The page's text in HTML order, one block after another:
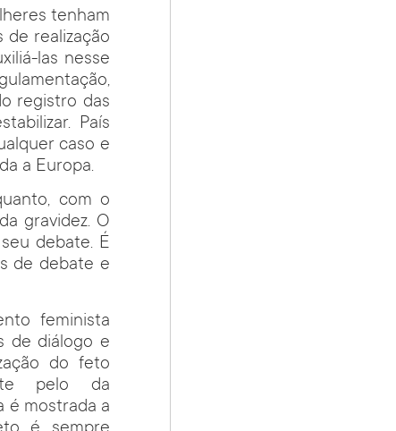
tenham
de realização
las nesse
registro das
País
caso e
a Europa.
com o
gravidez. O
debate. É
de debate e
feminista
de diálogo e
do feto
pelo da
é mostrada a